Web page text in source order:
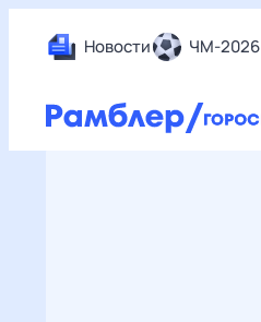
Новости ЧМ-2026